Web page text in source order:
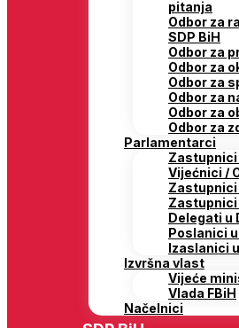
pitanja
Odbor za
SDP BiH
Odbor za
Odbor za
Odbor za
Odbor za
Odbor za
Odbor za
Parlamentarci
Vijećnici /
Zastupnici
Zastupnici
Delegati u
Poslanici u
Izaslanici
Izvršna vlast
Vijeće
Vlada FBiH
Načelnici